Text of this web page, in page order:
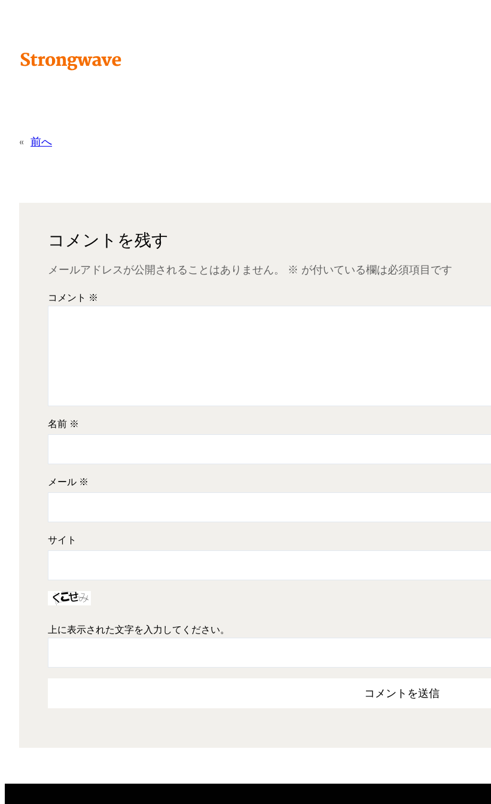
« 前へ
コメントを残す
メールアドレスが公開されることはありません。 ※ が付いている欄は必須項目です
コメント ※
名前 ※
メール ※
サイト
上に表示された文字を入力してください。